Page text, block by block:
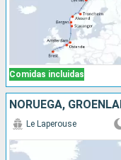
Comidas incluidas
NORUEGA,
Le Laperouse